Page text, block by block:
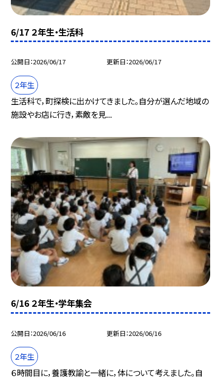
6/17 ２年生・生活科
公開日 2026/06/17 更新日 2026/06/17
２年生
生活科で，町探検に出かけてきました。自分が選んだ地域の
施設やお店に行き，素敵を見...
6/16 ２年生・学年集会
公開日 2026/06/16 更新日 2026/06/16
２年生
６時間目に，養護教諭と一緒に，体について考えました。自